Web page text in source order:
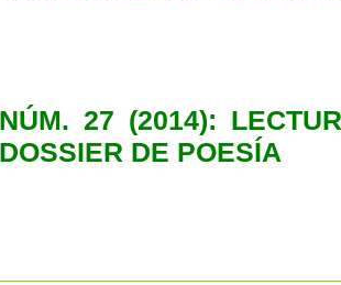
NÚM. 27 (2014):
DOSSIER DE POESÍA